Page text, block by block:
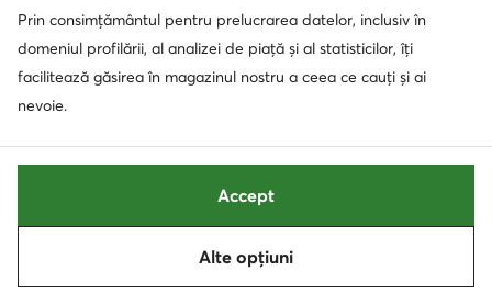
Prin consimțământul pentru prelucrarea datelor, inclusiv în
domeniul profilării, al analizei de piață și al statisticilor, îți
facilitează găsirea în magazinul nostru a ceea ce cauți și ai
nevoie.
Alte opțiuni
Accept